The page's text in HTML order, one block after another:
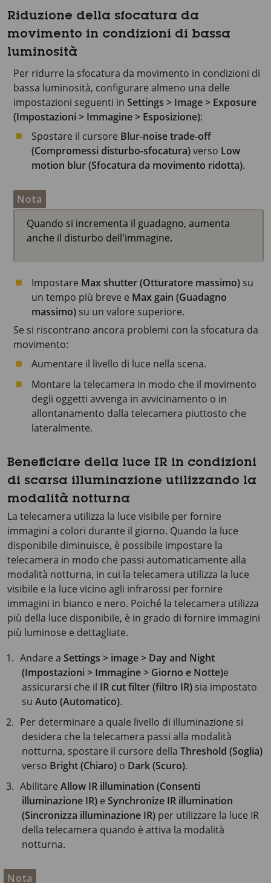
Riduzione della sfocatura da
movimento in condizioni di bassa
luminosità
Per ridurre la sfocatura da movimento in condizioni di
bassa luminosità, configurare almeno una delle
impostazioni seguenti in Settings > Image > Exposure
(Impostazioni > Immagine > Esposizione):
Spostare il cursore Blur-noise trade-off
(Compromessi disturbo-sfocatura)verso Low
motion blur (Sfocatura da movimento ridotta).
Nota
Quando si incrementa il guadagno, aumenta
anche il disturbo dell'immagine.
Impostare Max shutter (Otturatore massimo) su
un tempo più breve e Max gain (Guadagno
massimo) su un valore superiore.
Se si riscontrano ancora problemi con la sfocatura da
movimento:
Aumentare il livello di luce nella scena.
Montare la telecamera in modo che il movimento
degli oggetti avvenga in avvicinamento o in
allontanamento dalla telecamera piuttosto che
lateralmente.
Beneficiare della luce IR in condizioni
di scarsa illuminazione utilizzando la
modalità notturna
La telecamera utilizza la luce visibile per fornire
immagini a colori durante il giorno. Quando la luce
disponibile diminuisce, è possibile impostare la
telecamera in modo che passi automaticamente alla
modalità notturna, in cui la telecamera utilizza la luce
visibile e la luce vicino agli infrarossi per fornire
immagini in bianco e nero. Poiché la telecamera utilizza
più della luce disponibile, è in grado di fornire immagini
più luminose e dettagliate.
Andare aSettings > image > Day and Night
(Impostazioni > Immagine > Giorno e Notte)e
assicurarsi che il IR cut filter (filtro IR) sia impostato
su Auto (Automatico).
Per determinare a quale livello di illuminazione si
desidera che la telecamera passi alla modalità
notturna, spostare il cursore della Threshold (Soglia)
verso Bright (Chiaro) o Dark (Scuro).
AbilitareAllow IR illumination (Consenti
illuminazione IR) e Synchronize IR illumination
(Sincronizza illuminazione IR) per utilizzare la luce IR
della telecamera quando è attiva la modalità
notturna.
Nota